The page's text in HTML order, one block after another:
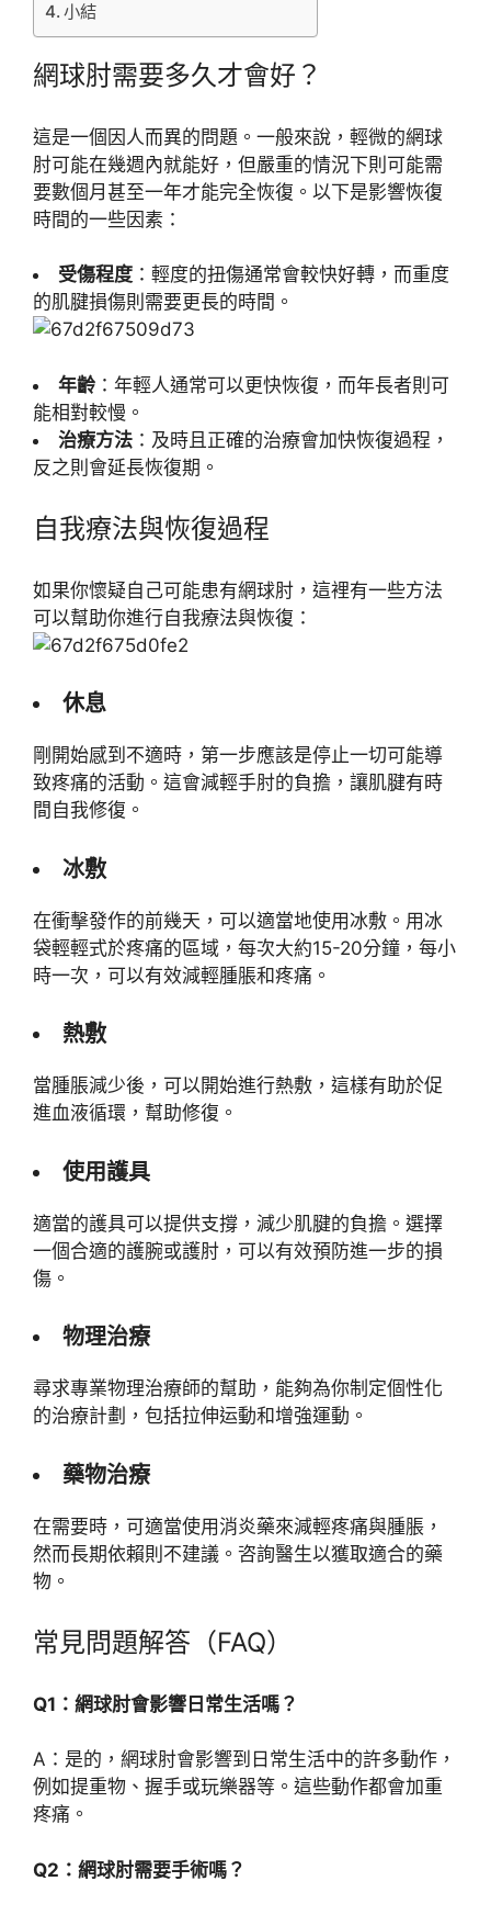
小結
網球肘需要多久才會好？
這是一個因人而異的問題。一般來說，輕微的網球
肘可能在幾週內就能好，但嚴重的情況下則可能需
要數個月甚至一年才能完全恢復。以下是影響恢復
時間的一些因素：
受傷程度 ：輕度的扭傷通常會較快好轉，而重度
的肌腱損傷則需要更長的時間。
年齡 ：年輕人通常可以更快恢復，而年長者則可
能相對較慢。
治療方法 ：及時且正確的治療會加快恢復過程，
反之則會延長恢復期。
自我療法與恢復過程
如果你懷疑自己可能患有網球肘，這裡有一些方法
可以幫助你進行自我療法與恢復：
休息
剛開始感到不適時，第一步應該是停止一切可能導
致疼痛的活動。這會減輕手肘的負擔，讓肌腱有時
間自我修復。
冰敷
在衝擊發作的前幾天，可以適當地使用冰敷。用冰
袋輕輕式於疼痛的區域，每次大約15-20分鐘，每小
時一次，可以有效減輕腫脹和疼痛。
熱敷
當腫脹減少後，可以開始進行熱敷，這樣有助於促
進血液循環，幫助修復。
使用護具
適當的護具可以提供支撐，減少肌腱的負擔。選擇
一個合適的護腕或護肘，可以有效預防進一步的損
傷。
物理治療
尋求專業物理治療師的幫助，能夠為你制定個性化
的治療計劃，包括拉伸运動和增強運動。
藥物治療
在需要時，可適當使用消炎藥來減輕疼痛與腫脹，
然而長期依賴則不建議。咨詢醫生以獲取適合的藥
物。
常見問題解答（FAQ）
Q1：網球肘會影響日常生活嗎？
A：是的，網球肘會影響到日常生活中的許多動作，
例如提重物、握手或玩樂器等。這些動作都會加重
疼痛。
Q2：網球肘需要手術嗎？